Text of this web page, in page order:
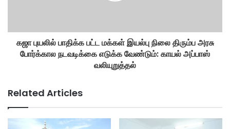
கஜா புயலில் பாதிக்க பட்ட மக்கள் இயல்பு நிலை திரும்ப அரசு
போர்க்கால நடவடிக்கை எடுக்க வேண்டும்: காயல் அப்பாஸ்
வலியுறுத்தல்
Related Articles